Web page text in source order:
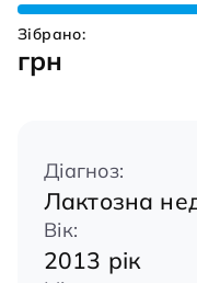
Зібрано:
грн
Діагноз:
Лактозна
Вік:
2013 рік